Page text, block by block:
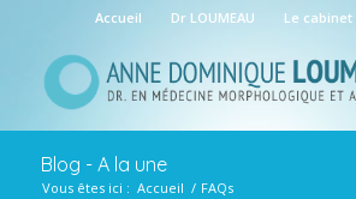
Accueil Dr LOUMEAU Le cabinet
Blog - A la une
Vous êtes ici : Accueil / FAQs